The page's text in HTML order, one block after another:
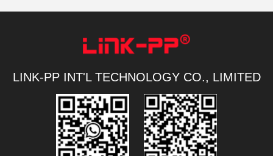
LINK-PP INT'L TECHNOLOGY CO., LIMITED